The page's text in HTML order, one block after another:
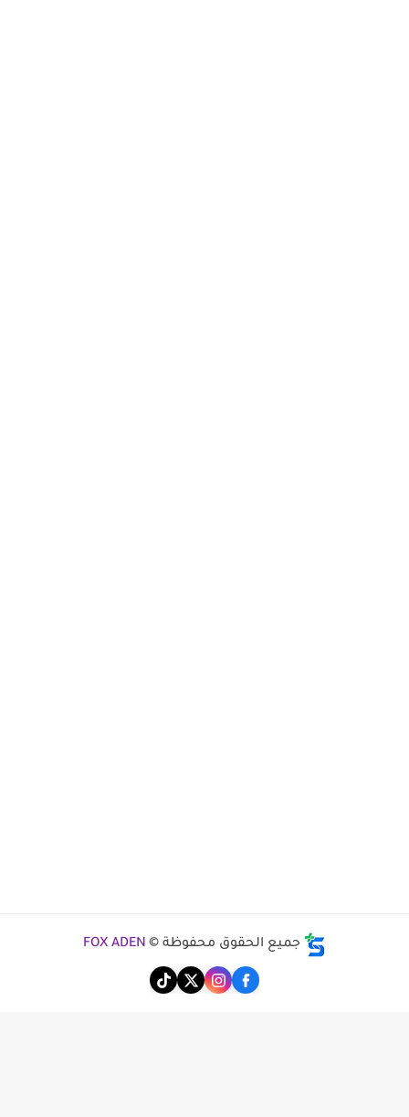
جميع الحقوق محفوظة © FOX ADEN